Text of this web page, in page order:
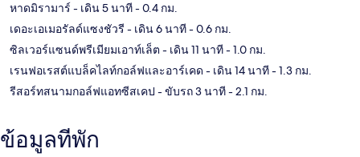
หาดมิรามาร์ - เดิน 5 นาที- 0.4 กม.
เดอะเอเมอรัลด์แซงชัวรี - เดิน 6 นาที- 0.6 กม.
ซิลเวอร์แซนด์พรีเมียมเอาท์เล็ต - เดิน 11 นาที- 1.0 กม.
เรนฟอเรสต์แบล็คไลท์กอล์ฟและอาร์เคด - เดิน 14 นาที- 1.3 กม.
รีสอร์ทสนามกอล์ฟแอทซีสเคป - ขับรถ 3 นาที- 2.1 กม.
ข้อมูลที่พัก